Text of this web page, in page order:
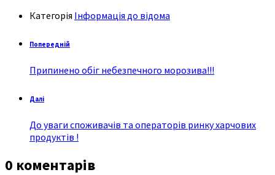
Категорія Інформація до відома
Попередній
Припинено обіг небезпечного морозива!!!
Далі
До уваги споживачів та операторів ринку харчових
продуктів !
0 коментарів